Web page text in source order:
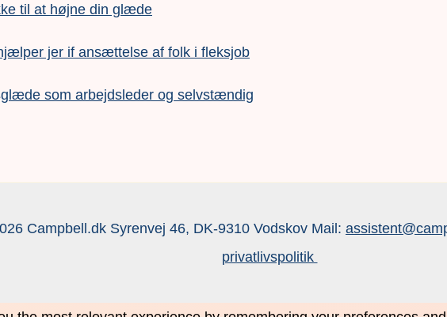
til at højne din glæde
jer if ansættelse af folk i fleksjob
som arbejdsleder og selvstændig
Campbell.dk Syrenvej 46, DK-9310 Vodskov Mail:
privatlivspolitik